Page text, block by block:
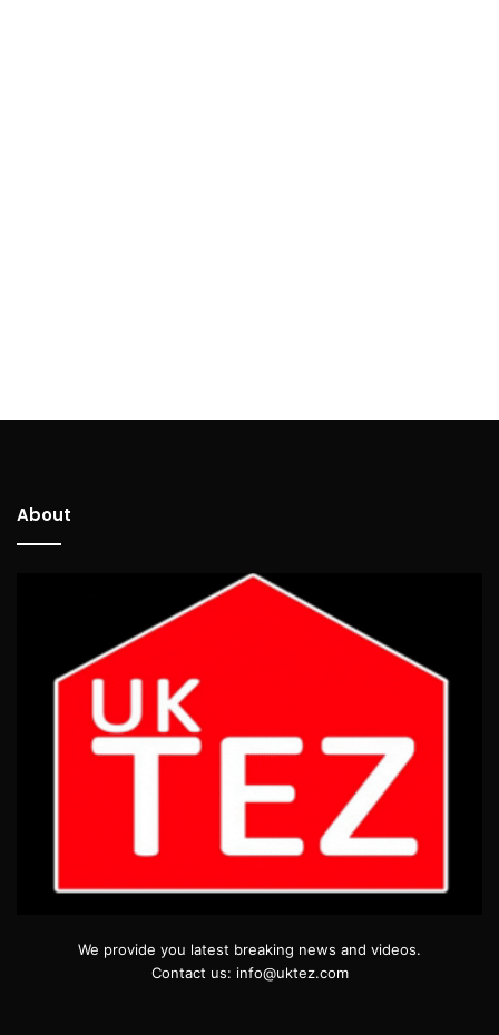
About
We provide you latest breaking news and videos.
Contact us: info@uktez.com